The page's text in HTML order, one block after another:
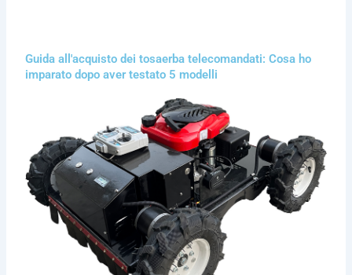
Guida all'acquisto dei tosaerba telecomandati: Cosa ho
imparato dopo aver testato 5 modelli